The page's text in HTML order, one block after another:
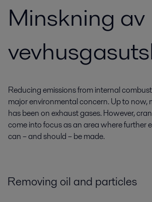
Minskning av
Reducing emissions from internal
major environmental concern. Up to now,
has been on exhaust gases. However,
come into focus as an area where further
can – and should – be made.
Removing oil and particles